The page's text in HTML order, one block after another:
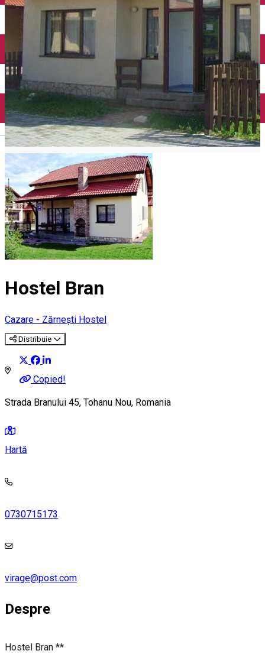
English
Hostel Bran
Cazare - Zărnești Hostel
Distribuie
Copied!
Strada Branului 45, Tohanu Nou, Romania
Hartă
0730715173
virage@post.com
Despre
Hostel Bran **